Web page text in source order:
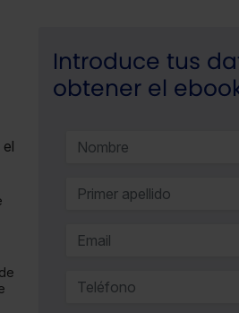
Introduce tus
obtener el